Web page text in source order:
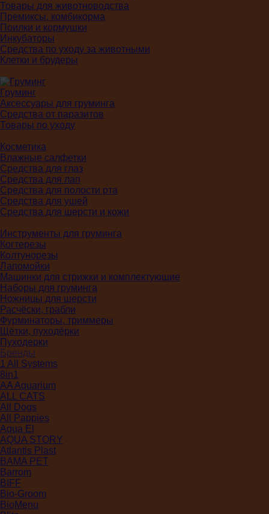
Товары для животноводства
Премиксы, комбикорма
Поилки и кормушки
Инкубаторы
Средства по уходу за животными
Клетки и брудеры
Груминг
Аксессуары для груминга
Средства от паразитов
Товары по уходу
Косметика
Влажные салфетки
Средства для глаз
Средства для лап
Средства для полости рта
Средства для ушей
Средства для шерсти и кожи
Инструменты для груминга
Когтерезы
Колтунорезы
Лапомойки
Машинки для стрижки и комплектующие
Наборы для груминга
Ножницы для шерсти
Расчёски, грабли
Фурминаторы, триммеры
Щётки, пуходёрки
Пуходерки
Бренды
1 All Systems
8in1
AA Aquarium
ALL CATS
All Dogs
All Pappies
Aqua El
AQUA STORY
Atlantis Plast
BAMA PET
Barrom
BIFF
Bio-Groom
BioMenu